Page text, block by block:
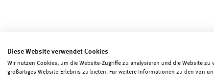
Seite teilen Seite drucken
Diese Website verwendet Cookies
Wir nutzen Cookies, um die Website-Zugriffe zu analysieren und die Website
großartiges Website-Erlebnis zu bieten. Für weitere Informationen zu den von